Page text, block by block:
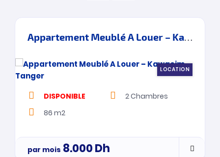
Appartement Meublé A Louer – Kawacim – Tanger
LOCATION
DISPONIBLE 2Chambres
86 m2
par mois 8.000Dh